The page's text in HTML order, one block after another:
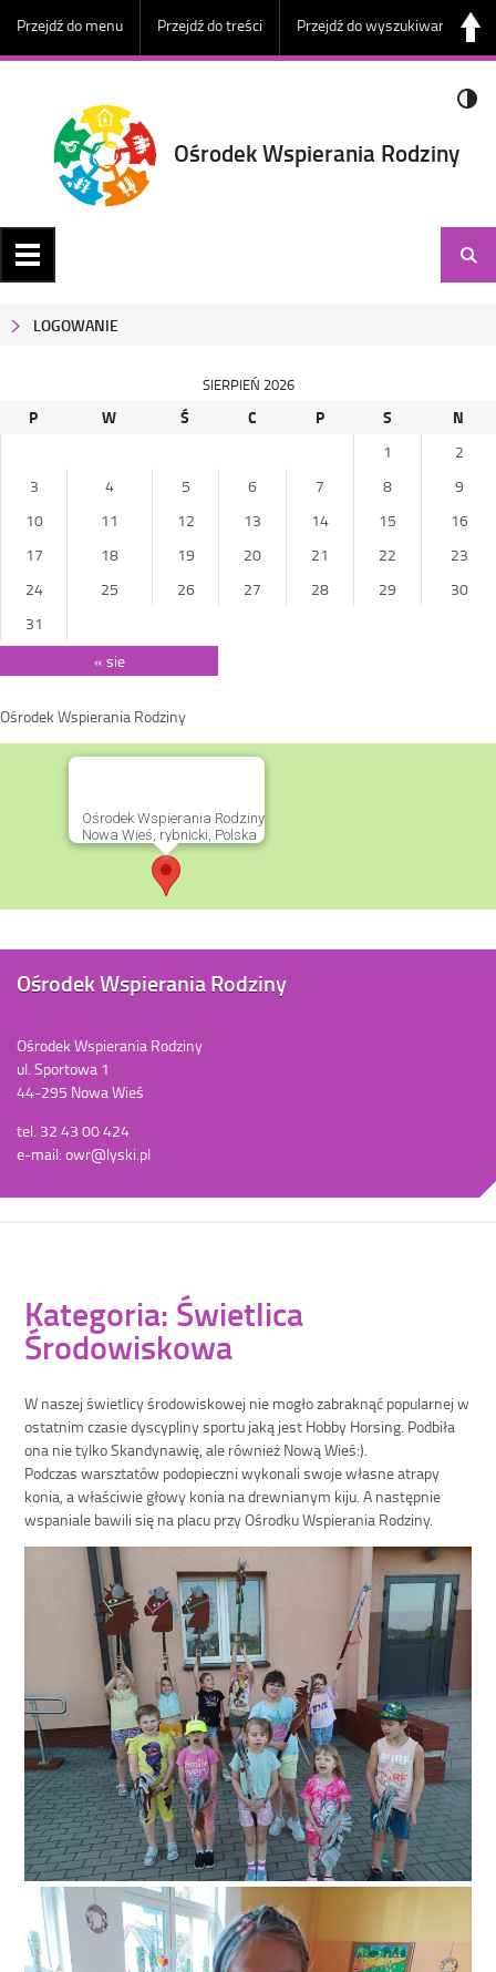
Przejdź do menu Przejdź do treści Przejdź do wyszukiwarki
Ośrodek Wspierania Rodziny
LOGOWANIE
SIERPIEŃ 2026
P W Ś C P S N
« sie
1
2
3
4 5 6 7 8
9
10
11 12 13 14 15
16
17
18 19 20 21 22
23
24
25 26 27 28 29
30
31
Ośrodek Wspierania Rodziny
Ośrodek Wspierania Rodziny
Nowa Wieś, rybnicki, Polska
Ośrodek Wspierania Rodziny
Ośrodek Wspierania Rodziny
ul. Sportowa 1
44-295 Nowa Wieś
tel. 32 43 00 424
e-mail: owr@lyski.pl
Kategoria: Świetlica
Środowiskowa
W naszej świetlicy środowiskowej nie mogło zabraknąć popularnej w
ostatnim czasie dyscypliny sportu jaką jest Hobby Horsing. Podbiła
ona nie tylko Skandynawię, ale również Nową Wieś:).
Podczas warsztatów podopieczni wykonali swoje własne atrapy
konia, a właściwie głowy konia na drewnianym kiju. A następnie
wspaniale bawili się na placu przy Ośrodku Wspierania Rodziny.